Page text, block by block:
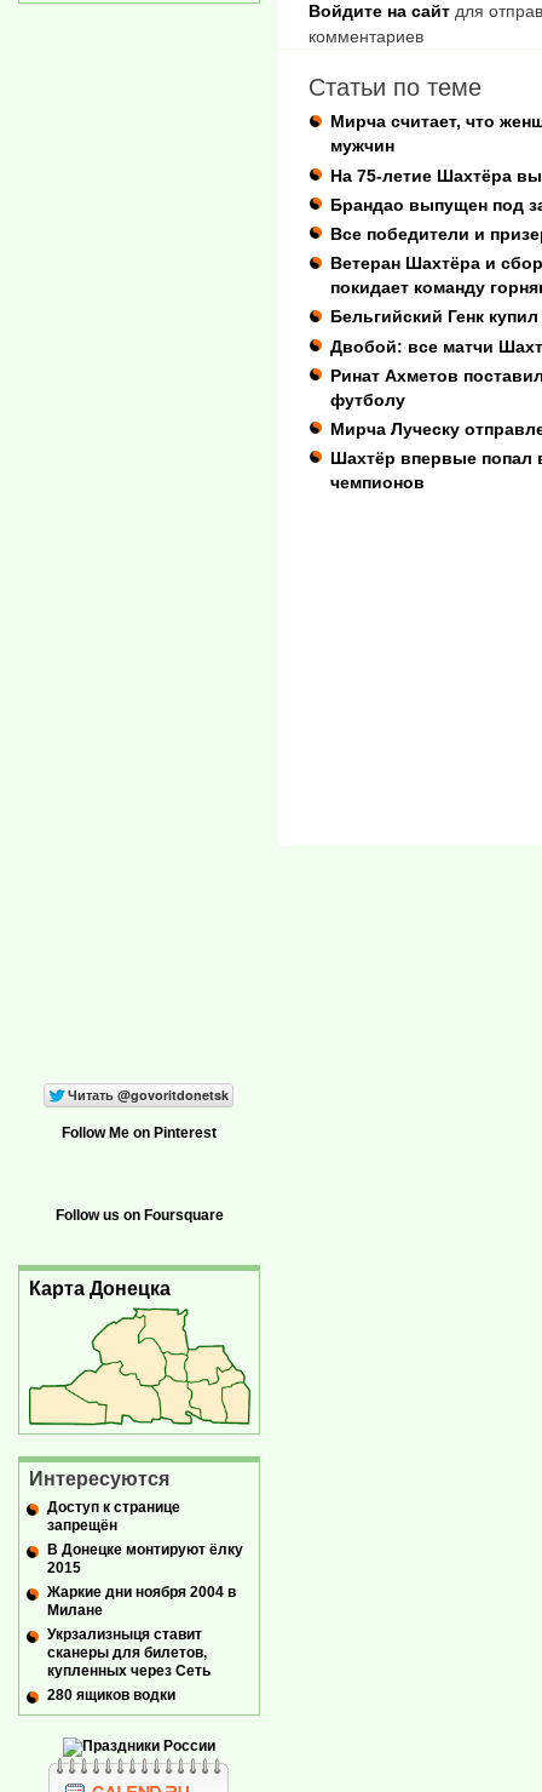
Войдите на сайт для
комментариев
Статьи по теме
Мирча считает, что
мужчин
На 75-летие Шахтёра
Брандао выпущен под
Все победители и
Ветеран Шахтёра и
покидает команду
Бельгийский Генк
Двобой: все матчи
Ринат Ахметов
футболу
Мирча Луческу
Шахтёр впервые попал
чемпионов
Follow Me on Pinterest
Follow us on Foursquare
Карта Донецка
Интересуются
Доступ к странице
запрещён
В Донецке монтируют ёлку
2015
Жаркие дни ноября 2004 в
Милане
Укрзализныця ставит
сканеры для билетов,
купленных через Сеть
280 ящиков водки